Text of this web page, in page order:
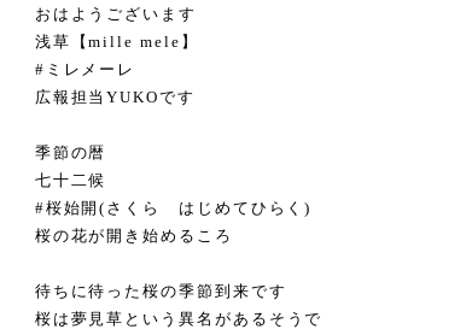
おはようございます
浅草【mille mele】
#ミレメーレ
広報担当YUKOです
季節の暦
七十二候
#桜始開(さくら はじめてひらく)
桜の花が開き始めるころ
待ちに待った桜の季節到来です
桜は夢見草という異名があるそうで